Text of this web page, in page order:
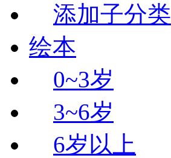
添加子分类
绘本
0~3岁
3~6岁
6岁以上